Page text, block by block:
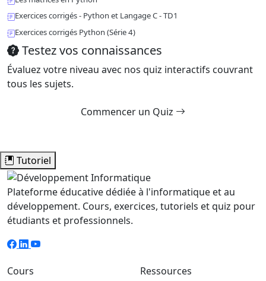
Exercices corrigés - Python et Langage C - TD1
Exercices corrigés Python (Série 4)
Testez vos connaissances
Évaluez votre niveau avec nos quiz interactifs couvrant
tous les sujets.
Commencer un Quiz
Tutoriel
Plateforme éducative dédiée à l'informatique et au
développement. Cours, exercices, tutoriels et quiz pour
étudiants et professionnels.
Cours
Ressources